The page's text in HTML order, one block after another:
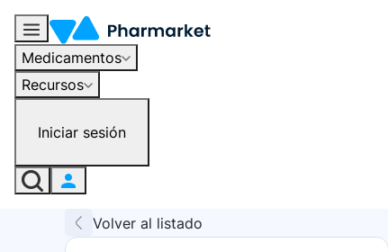
Medicamentos
Recursos
Iniciar sesión
Volver al listado